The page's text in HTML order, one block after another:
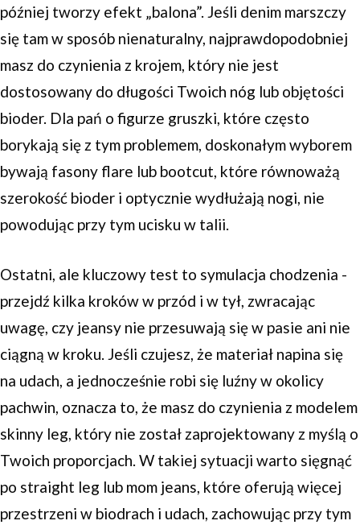
później tworzy efekt „balona”. Jeśli denim marszczy
się tam w sposób nienaturalny, najprawdopodobniej
masz do czynienia z krojem, który nie jest
dostosowany do długości Twoich nóg lub objętości
bioder. Dla pań o figurze gruszki, które często
borykają się z tym problemem, doskonałym wyborem
bywają fasony flare lub bootcut, które równoważą
szerokość bioder i optycznie wydłużają nogi, nie
powodując przy tym ucisku w talii.
Ostatni, ale kluczowy test to symulacja chodzenia -
przejdź kilka kroków w przód i w tył, zwracając
uwagę, czy jeansy nie przesuwają się w pasie ani nie
ciągną w kroku. Jeśli czujesz, że materiał napina się
na udach, a jednocześnie robi się luźny w okolicy
pachwin, oznacza to, że masz do czynienia z modelem
skinny leg, który nie został zaprojektowany z myślą o
Twoich proporcjach. W takiej sytuacji warto sięgnąć
po straight leg lub mom jeans, które oferują więcej
przestrzeni w biodrach i udach, zachowując przy tym